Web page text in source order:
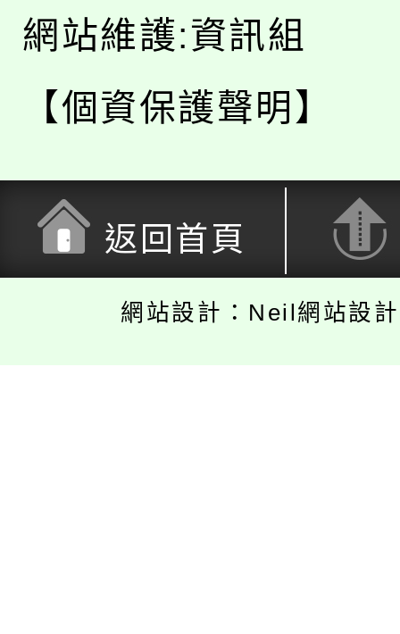
網站維護:資訊組
【個資保護聲明】
返回首頁
網站設計：Neil網站設